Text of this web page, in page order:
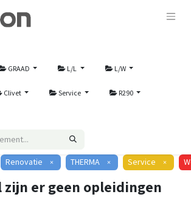
GRAAD L/L L/W
Clivet Service R290
Renovatie × THERMA × Service ×
zijn er geen opleidingen